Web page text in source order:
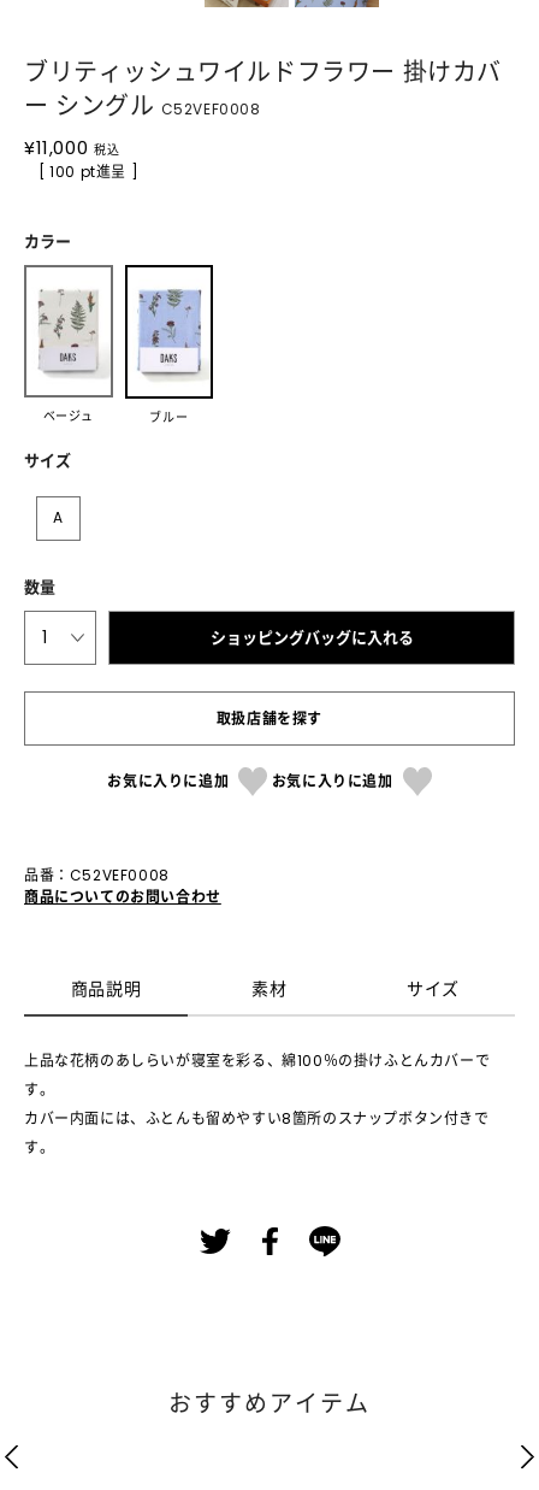
ブリティッシュワイルドフラワー 掛けカバ
ー シングル C52VEF0008
¥11,000 税込
[ 100 pt進呈 ]
カラー
ベージュ ブルー
サイズ
A
数量
1 ショッピングバッグに入れる
取扱店舗を探す
お気に入りに追加 お気に入りに追加
品番：C52VEF0008
商品についてのお問い合わせ
商品説明 素材 サイズ
上品な花柄のあしらいが寝室を彩る、綿100％の掛けふとんカバーで
す。
カバー内面には、ふとんも留めやすい8箇所のスナップボタン付きで
す。
おすすめアイテム